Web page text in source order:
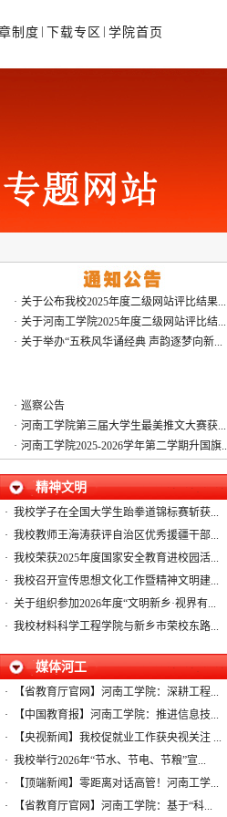
制度 | 下载专区 | 学院首页
河南工学院2025-2026学年第二学期升国旗...
关于公布我校2025年度二级网站评比结果...
关于河南工学院2025年度二级网站评比结...
关于举办“五秩风华诵经典 声韵逐梦向新...
河南工学院第三届大学生最美推文大赛获...
河南工学院2025-2026学年第二学期升国旗...
关于公布我校2025年度二级网站评比结果...
· 关于河南工学院2025年度二级网站评比结...
· 关于举办“五秩风华诵经典 声韵逐梦向新...
精神文明
· 我校学子在全国大学生跆拳道锦标赛斩获...
· 我校教师王海涛获评自治区优秀援疆干部...
· 我校荣获2025年度国家安全教育进校园活...
· 我校召开宣传思想文化工作暨精神文明建...
· 关于组织参加2026年度“文明新乡·视界有...
· 我校材料科学工程学院与新乡市荣校东路...
媒体河工
·
【省教育厅官网】河南工学院：深耕工程...
·
【中国教育报】河南工学院：推进信息技...
·
【央视新闻】我校促就业工作获央视关注 ...
· 我校举行2026年“节水、节电、节粮”宣...
·
【顶端新闻】零距离对话高管！河南工学...
·
【省教育厅官网】河南工学院：基于“科...